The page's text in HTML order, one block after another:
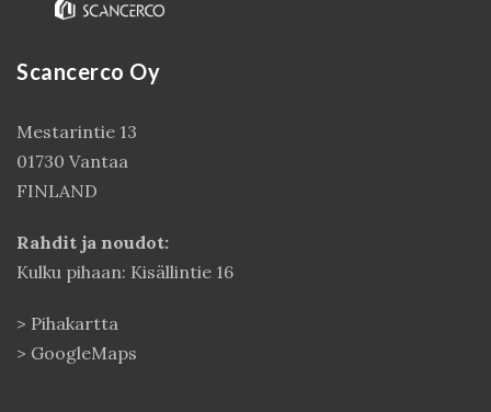
Scancerco Oy
Mestarintie 13
01730 Vantaa
FINLAND
Rahdit ja noudot:
Kulku pihaan: Kisällintie 16
> Pihakartta
> GoogleMaps